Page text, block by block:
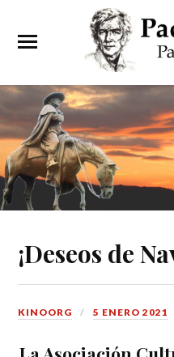
¡Deseos de
KINOORG 5 ENERO 2021